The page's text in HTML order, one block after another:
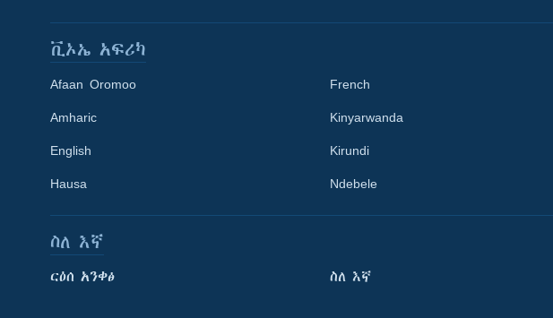
Learning English
ቋንቋዎች
ቪኦኤ አፍሪካ
Afaan Oromoo
Amharic
English
Hausa
French
Kinyarwanda
Kirundi
Ndebele
ስለ እኛ
ርዕሰ አንቀፅ ስለ እኛ